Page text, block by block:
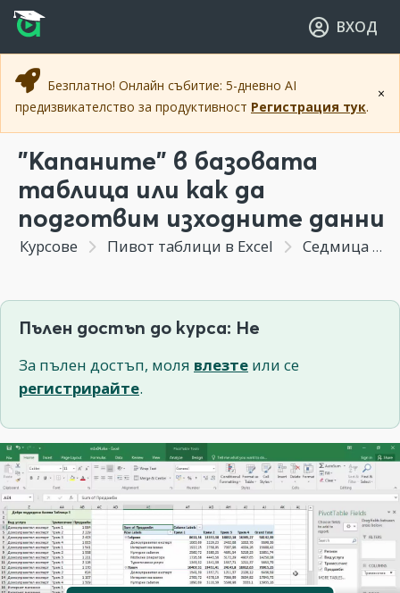
Прескочи към основното съдържание
Прескочи към навигацията
ВХОД
×
Безплатно! Онлайн събитие: 5-дневно AI
предизвикателство за продуктивност Регистрация тук.
"Капаните" в базовата
таблица или как да
подготвим изходните данни
Курсове Пивот таблици в Excel Седмица 1 - Приложение на Pivot Table (обобщаваща осева таблица)
Пълен достъп до курса: Не
За пълен достъп, моля влезте или се
регистрирайте.